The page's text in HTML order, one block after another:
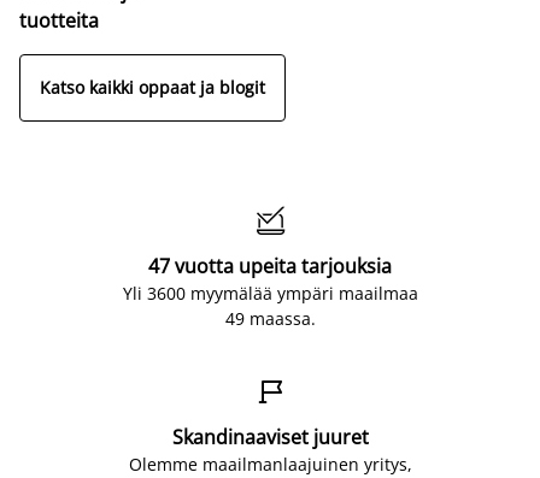
tuotteita
Katso kaikki oppaat ja blogit

47 vuotta upeita tarjouksia
Yli 3600 myymälää ympäri maailmaa
49 maassa.

Skandinaaviset juuret
Olemme maailmanlaajuinen yritys,